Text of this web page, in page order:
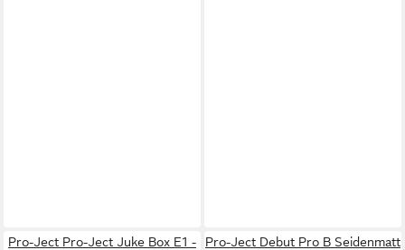
Pro-Ject Pro-Ject Juke Box E1 -
Pro-Ject Debut Pro B Seidenmatt